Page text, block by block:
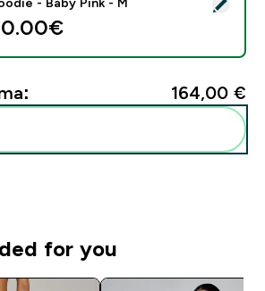
164,00 €‎
for you